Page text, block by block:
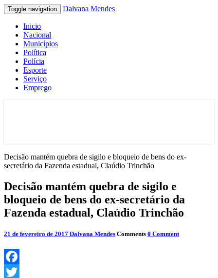
Toggle navigation Dalvana Mendes
Inicio
Nacional
Municípios
Política
Polícia
Esporte
Serviço
Emprego
Decisão mantém quebra de sigilo e bloqueio de bens do ex-
secretário da Fazenda estadual, Claúdio Trinchão
Decisão mantém quebra de sigilo e
bloqueio de bens do ex-secretário da
Fazenda estadual, Claúdio Trinchão
21 de fevereiro de 2017 Dalvana Mendes Comments 0 Comment
Facebook